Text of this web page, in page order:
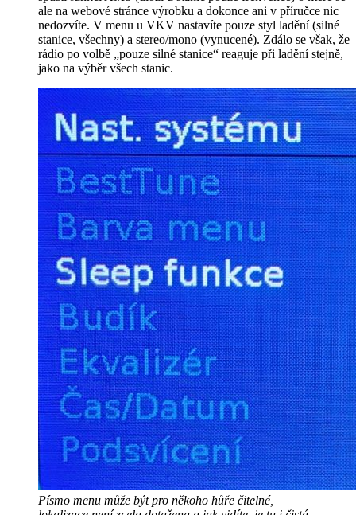
ale na webové stránce výrobku a dokonce ani v příručce nic
nedozvíte. V menu u VKV nastavíte pouze styl ladění (silné
stanice, všechny) a stereo/mono (vynucené). Zdálo se však, že
rádio po volbě „pouze silné stanice“ reaguje při ladění stejně,
jako na výběr všech stanic.
Písmo menu může být pro někoho hůře čitelné,